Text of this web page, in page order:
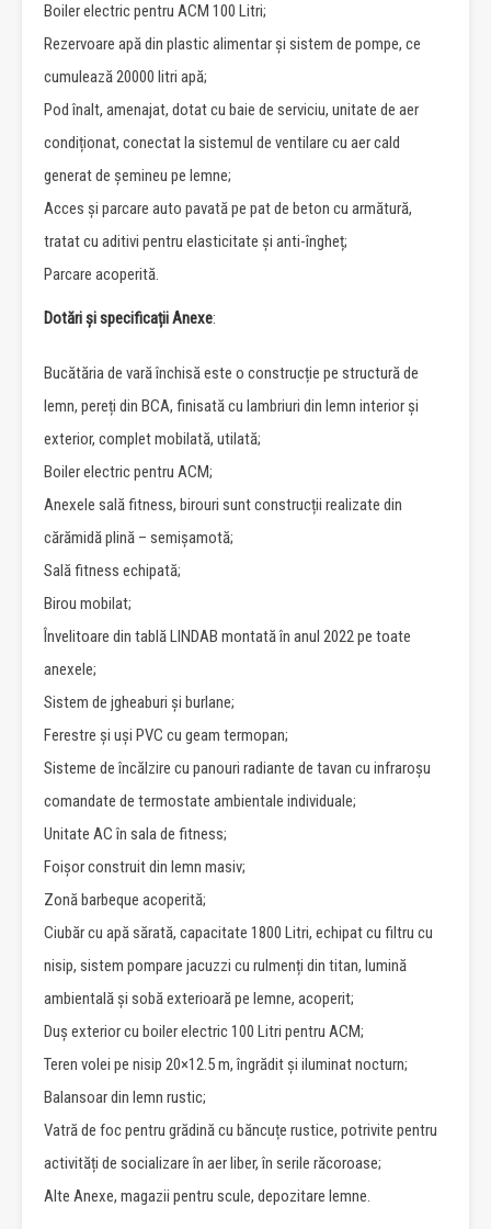
Boiler electric pentru ACM 100 Litri;
Rezervoare apă din plastic alimentar și sistem de pompe, ce
cumulează 20000 litri apă;
Pod înalt, amenajat, dotat cu baie de serviciu, unitate de aer
condiționat, conectat la sistemul de ventilare cu aer cald
generat de șemineu pe lemne;
Acces și parcare auto pavată pe pat de beton cu armătură,
tratat cu aditivi pentru elasticitate și anti-îngheț;
Parcare acoperită.
Dotări și specificații Anexe:
Bucătăria de vară închisă este o construcție pe structură de
lemn, pereți din BCA, finisată cu lambriuri din lemn interior și
exterior, complet mobilată, utilată;
Boiler electric pentru ACM;
Anexele sală fitness, birouri sunt construcții realizate din
cărămidă plină – semișamotă;
Sală fitness echipată;
Birou mobilat;
Învelitoare din tablă LINDAB montată în anul 2022 pe toate
anexele;
Sistem de jgheaburi și burlane;
Ferestre și uși PVC cu geam termopan;
Sisteme de încălzire cu panouri radiante de tavan cu infraroșu
comandate de termostate ambientale individuale;
Unitate AC în sala de fitness;
Foișor construit din lemn masiv;
Zonă barbeque acoperită;
Ciubăr cu apă sărată, capacitate 1800 Litri, echipat cu filtru cu
nisip, sistem pompare jacuzzi cu rulmenți din titan, lumină
ambientală și sobă exterioară pe lemne, acoperit;
Duș exterior cu boiler electric 100 Litri pentru ACM;
Teren volei pe nisip 20×12.5 m, îngrădit și iluminat nocturn;
Balansoar din lemn rustic;
Vatră de foc pentru grădină cu băncuțe rustice, potrivite pentru
activități de socializare în aer liber, în serile răcoroase;
Alte Anexe, magazii pentru scule, depozitare lemne.